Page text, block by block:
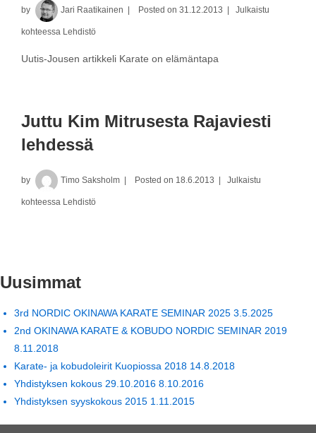
by Jari Raatikainen Posted on 31.12.2013 Julkaistu
kohteessa Lehdistö
Uutis-Jousen artikkeli Karate on elämäntapa
Juttu Kim Mitrusesta Rajaviesti
lehdessä
by Timo Saksholm Posted on 18.6.2013 Julkaistu
kohteessa Lehdistö
Uusimmat
3rd NORDIC OKINAWA KARATE SEMINAR 2025 3.5.2025
2nd OKINAWA KARATE & KOBUDO NORDIC SEMINAR 2019
8.11.2018
Karate- ja kobudoleirit Kuopiossa 2018 14.8.2018
Yhdistyksen kokous 29.10.2016 8.10.2016
Yhdistyksen syyskokous 2015 1.11.2015